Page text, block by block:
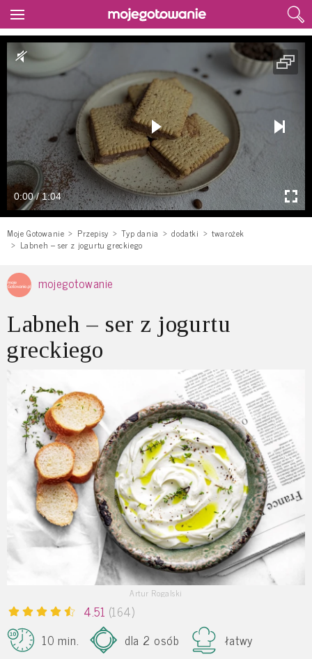
0:00 / 1:04
Moje Gotowanie Przepisy Typ dania dodatki
twarożek
Labneh – ser z jogurtu greckiego
mojegotowanie
Labneh – ser z jogurtu
greckiego
Artur Rogalski
4.51 (164)
10 min.
dla 2 osób łatwy